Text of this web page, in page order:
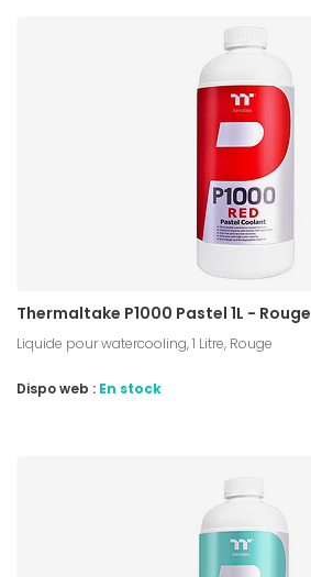
Thermaltake P1000 Pastel 1L - Rouge
Liquide pour watercooling, 1 Litre, Rouge
Dispo web : En stock